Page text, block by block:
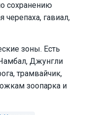
сохранению
черепаха, гавиал,
зоны. Есть
Джунгли
трамвайчик,
зоопарка и